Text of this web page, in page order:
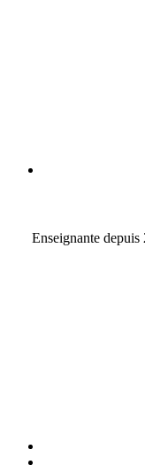
Enseignante depuis